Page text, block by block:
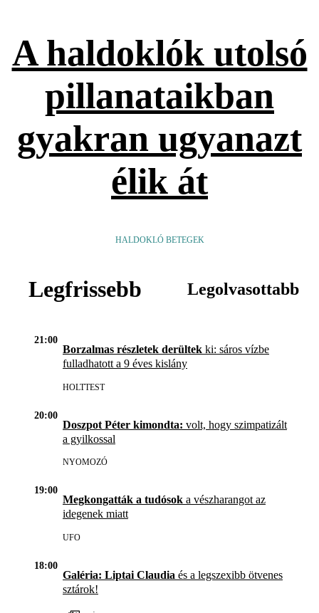
A haldoklók utolsó
pillanataikban
gyakran ugyanazt
élik át
HALDOKLÓ BETEGEK
Legfrissebb Legolvasottabb
21:00
Borzalmas részletek derültek ki: sáros vízbe
fulladhatott a 9 éves kislány
HOLTTEST
20:00
Doszpot Péter kimondta: volt, hogy szimpatizált
a gyilkossal
NYOMOZÓ
19:00
Megkongatták a tudósok a vészharangot az
idegenek miatt
UFO
18:00
Galéria: Liptai Claudia és a legszexibb ötvenes
sztárok!